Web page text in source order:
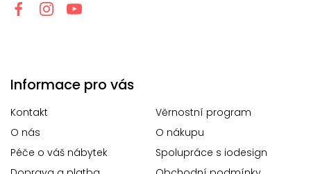
Informace pro vás
Kontakt
Věrnostní program
O nás
O nákupu
Péče o váš nábytek
Spolupráce s iodesign